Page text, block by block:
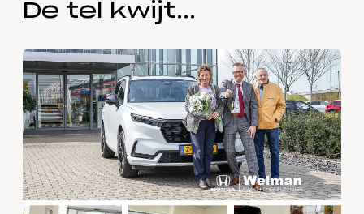
Voorraad
Onderhoud en service
Over ons
Webshop
Contact
Plan onderhoud
Mijn Honda Welman
De tel kwijt…